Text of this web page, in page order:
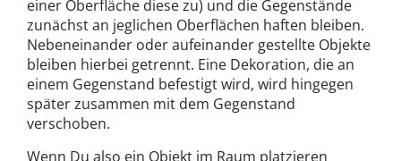
einer Oberfläche diese zu) und die Gegenstände
zunächst an jeglichen Oberflächen haften bleiben.
Nebeneinander oder aufeinander gestellte Objekte
bleiben hierbei getrennt. Eine Dekoration, die an
einem Gegenstand befestigt wird, wird hingegen
später zusammen mit dem Gegenstand
verschoben.
Wenn Du also ein Objekt im Raum platzieren